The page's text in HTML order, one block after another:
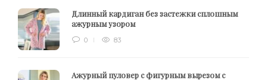
Длинный кардиган без застежки сплошным
ажурным узором
0 83
Ажурный пуловер с фигурным вырезом с